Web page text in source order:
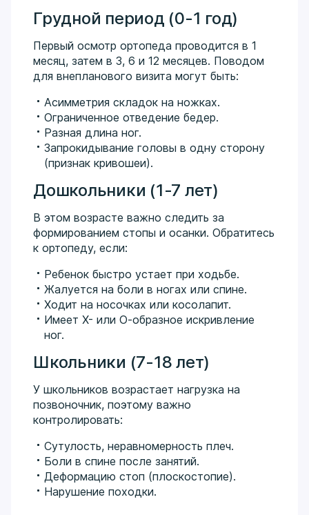
Грудной период (0-1 год)
Первый осмотр ортопеда проводится в 1
месяц, затем в 3, 6 и 12 месяцев. Поводом
для внепланового визита могут быть:
Асимметрия складок на ножках.
Ограниченное отведение бедер.
Разная длина ног.
Запрокидывание головы в одну сторону
(признак кривошеи).
Дошкольники (1-7 лет)
В этом возрасте важно следить за
формированием стопы и осанки. Обратитесь
к ортопеду, если:
Ребенок быстро устает при ходьбе.
Жалуется на боли в ногах или спине.
Ходит на носочках или косолапит.
Имеет Х- или О-образное искривление
ног.
Школьники (7-18 лет)
У школьников возрастает нагрузка на
позвоночник, поэтому важно
контролировать:
Сутулость, неравномерность плеч.
Боли в спине после занятий.
Деформацию стоп (плоскостопие).
Нарушение походки.